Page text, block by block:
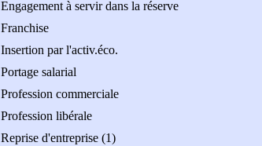
Engagement à servir dans la réserve
Franchise
Insertion par l'activ.éco.
Portage salarial
Profession commerciale
Profession libérale
Reprise d'entreprise (1)